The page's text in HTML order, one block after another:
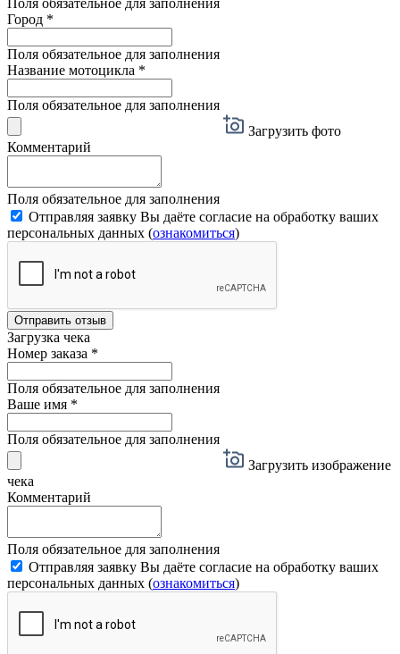
Город *
Поля обязательное для заполнения
Название мотоцикла *
Поля обязательное для заполнения
Загрузить фото
Комментарий
Поля обязательное для заполнения
Отправляя заявку Вы даёте согласие на обработку ваших
персональных данных (ознакомиться)
Отправить отзыв
Загрузка чека
Номер заказа *
Поля обязательное для заполнения
Ваше имя *
Поля обязательное для заполнения
Загрузить изображение
чека
Комментарий
Поля обязательное для заполнения
Отправляя заявку Вы даёте согласие на обработку ваших
персональных данных (ознакомиться)